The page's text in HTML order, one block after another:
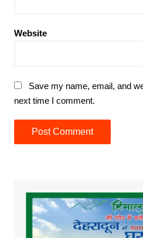
Website
Save my name, email, and
next time I comment.